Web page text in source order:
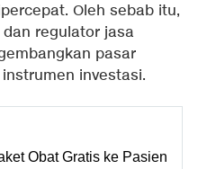
Oleh sebab itu,
regulator jasa
pasar
investasi.
Obat Gratis ke Pasien